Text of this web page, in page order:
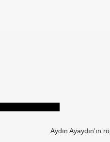
Aydın Ayaydın'ın